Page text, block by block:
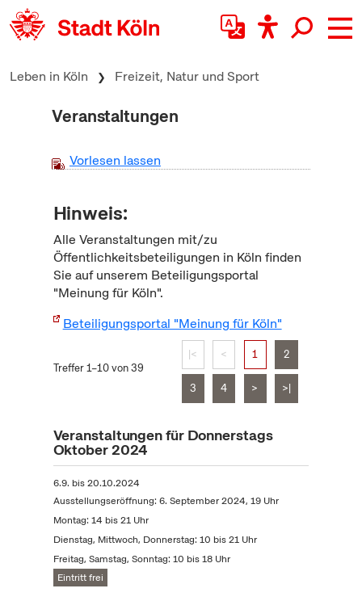
zum Inhalt springen
Leben in Köln Freizeit, Natur und Sport
Veranstaltungen
Vorlesen lassen
Hinweis:
Alle Veranstaltungen mit/zu
Öffentlichkeitsbeteiligungen in Köln finden
Sie auf unserem Beteiligungsportal
"Meinung für Köln".
Beteiligungsportal "Meinung für Köln"
Treffer 1–10 von 39
|< < 1 2
3 4 > >|
Veranstaltungen für Donnerstags
Oktober 2024
6.9. bis20.10.2024
Ausstellungseröffnung: 6. September 2024, 19 Uhr
Montag: 14 bis 21 Uhr
Dienstag, Mittwoch, Donnerstag: 10 bis 21 Uhr
Freitag, Samstag, Sonntag: 10 bis 18 Uhr
Eintritt frei